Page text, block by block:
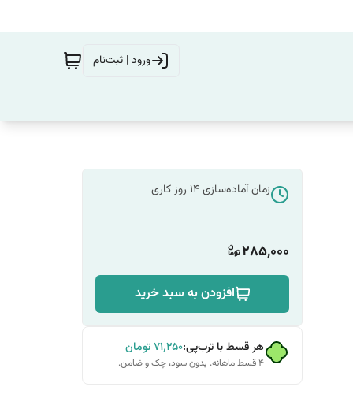
ورود | ثبت‌نام
زمان آماده‌سازی14 روز کاری
285,000
افزودن به سبد خرید
هر قسط با ترب‌پی:۷۱٬۲۵۰تومان
۴ قسط ماهانه. بدون سود، چک و ضامن.